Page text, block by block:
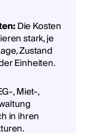
Die Kosten
stark, je
Zustand
Einheiten.
, Miet-,
in ihren